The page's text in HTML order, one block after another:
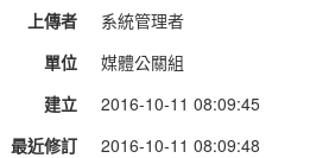
上傳者
系統管理者
單位
媒體公關組
建立
2016-10-11 08:09:45
最近修訂
2016-10-11 08:09:48